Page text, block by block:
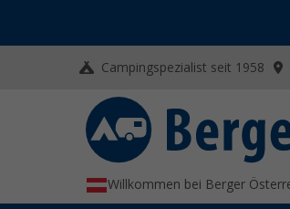
Campingspezialist seit 1958
Willkommen bei Berger